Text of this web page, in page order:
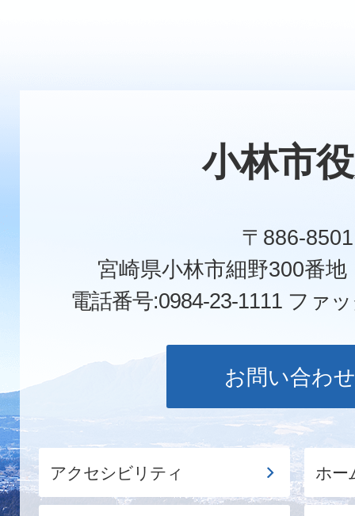
小林市
〒886-8501
宮崎県小林市細野300番
電話番号:0984-23-1111 ファ
お問い合わせ
アクセシビリティ ホー